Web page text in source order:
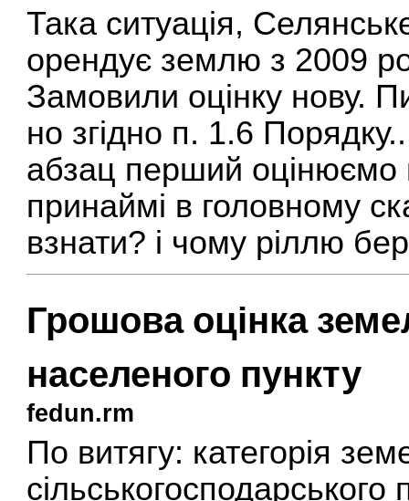
Така ситуація,
орендує землю з 2009
Замовили оцінку нову.
но згідно п. 1.6
абзац перший оцінюємо
принаймі в головному
взнати? і чому ріллю
Грошова оцінка
населеного пункту
fedun.rm
По витягу: категорія